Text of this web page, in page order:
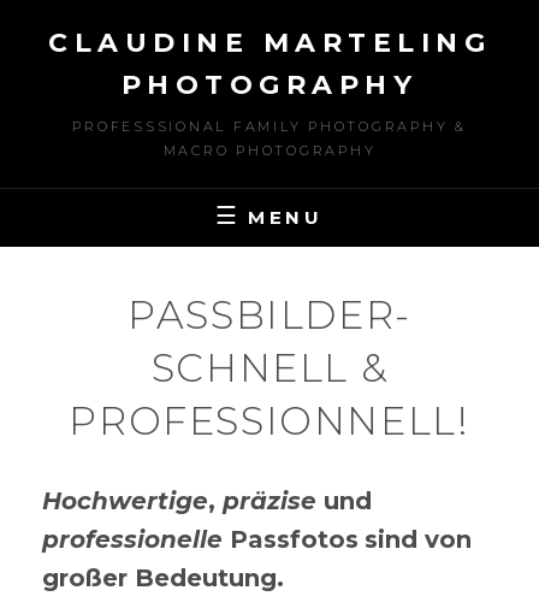
CLAUDINE MARTELING
PHOTOGRAPHY
PROFESSSIONAL FAMILY PHOTOGRAPHY &
MACRO PHOTOGRAPHY
MENU
PASSBILDER-
SCHNELL &
PROFESSIONNELL!
Hochwertige, präzise und
professionelle Passfotos sind von
großer Bedeutung.